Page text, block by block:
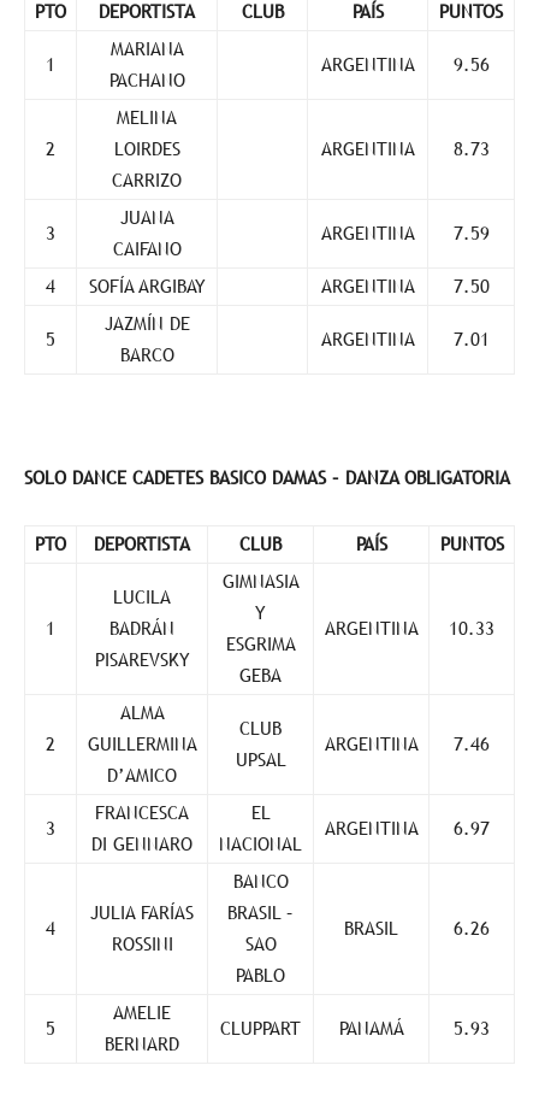
PTO DEPORTISTA CLUB PAÍS PUNTOS
1
MARIANA
PACHANO
ARGENTINA 9.56
2
MELINA
LOIRDES
CARRIZO
ARGENTINA 8.73
3
JUANA
CAIFANO
ARGENTINA 7.59
4 SOFÍA ARGIBAY ARGENTINA 7.50
5
JAZMÍN DE
BARCO
ARGENTINA 7.01
SOLO DANCE CADETES BASICO DAMAS – DANZA OBLIGATORIA
PTO DEPORTISTA CLUB PAÍS PUNTOS
1
LUCILA
BADRÁN
PISAREVSKY
GIMNASIA
Y
ESGRIMA
GEBA
ARGENTINA 10.33
2
ALMA
GUILLERMINA
D’AMICO
CLUB
UPSAL
ARGENTINA 7.46
3
FRANCESCA
DI GENNARO
EL
NACIONAL
ARGENTINA 6.97
4
JULIA FARÍAS
ROSSINI
BANCO
BRASIL –
SAO
PABLO
BRASIL 6.26
5
AMELIE
BERNARD
CLUPPART PANAMÁ 5.93